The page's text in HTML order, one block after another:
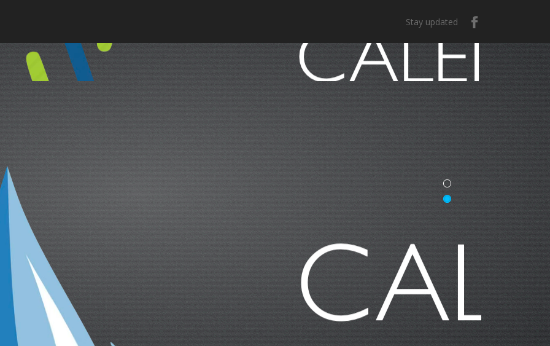
Stay updated
es el mejor calentador solar de México